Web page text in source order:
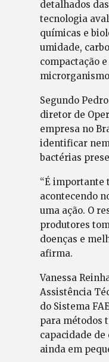
detalhados
tecnologia
químicas e
umidade,
compactação
Segundo
diretor de
empresa no
identificar
bactérias
“É importante
acontecendo
uma ação. O
produtores
doenças e
afirma.
Vanessa
Assistência
do Sistema
para métodos
capacidade
ainda em